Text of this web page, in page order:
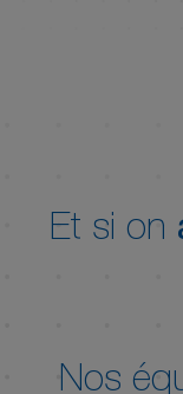
Et si on
Nos